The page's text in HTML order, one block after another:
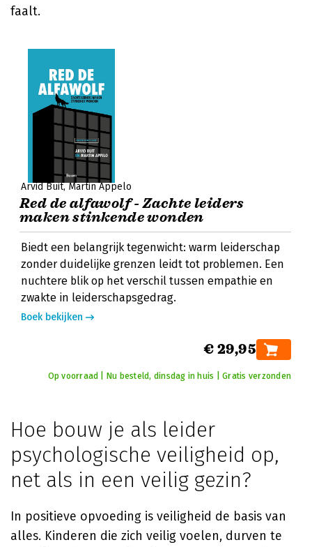
faalt.
Arvid Buit Martin Appelo
Red de alfawolf - Zachte leiders
maken stinkende wonden
Biedt een belangrijk tegenwicht: warm leiderschap
zonder duidelijke grenzen leidt tot problemen. Een
nuchtere blik op het verschil tussen empathie en
zwakte in leiderschapsgedrag.
Boek bekijken
€ 29,95
Op voorraad | Nu besteld, dinsdag in huis | Gratis verzonden
Hoe bouw je als leider
psychologische veiligheid op,
net als in een veilig gezin?
In positieve opvoeding is veiligheid de basis van
alles. Kinderen die zich veilig voelen, durven te